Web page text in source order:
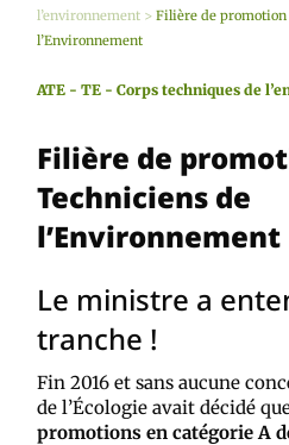
l’environnement >Filière de
l’Environnement
ATE - TE - Corps techniques de
Filière de
Techniciens de
l’Environnement
Le ministre a
tranche !
Fin 2016 et sans aucune
de l’Écologie avait décidé
promotions en catégorie A